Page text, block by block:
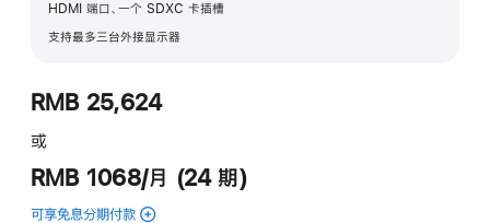
HDMI 端口、一个 SDXC 卡插槽
支持最多三台外接显示器
RMB 25,624
或
RMB 1068/月 (24 期)
可享免息分期付款 (14